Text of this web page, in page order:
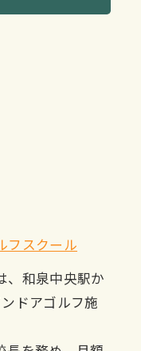
フスクール
、和泉中央駅か
ドアゴルフ施